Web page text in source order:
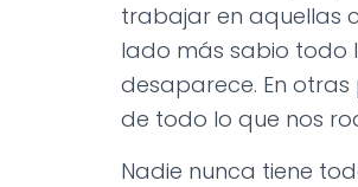
trabajar en aquellas
lado más sabio todo
desaparece. En
de todo lo que nos
Nadie nunca tiene